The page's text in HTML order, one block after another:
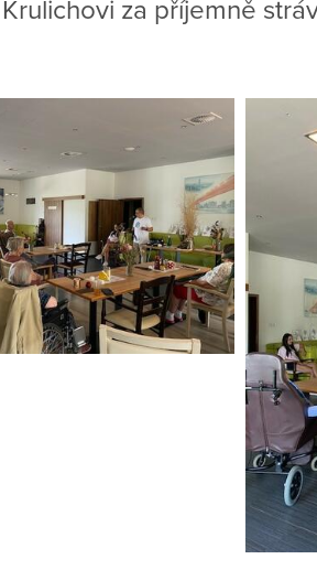
za příjemně